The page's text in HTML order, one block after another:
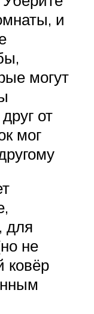
и
могут
от
мог
для
не
ковёр